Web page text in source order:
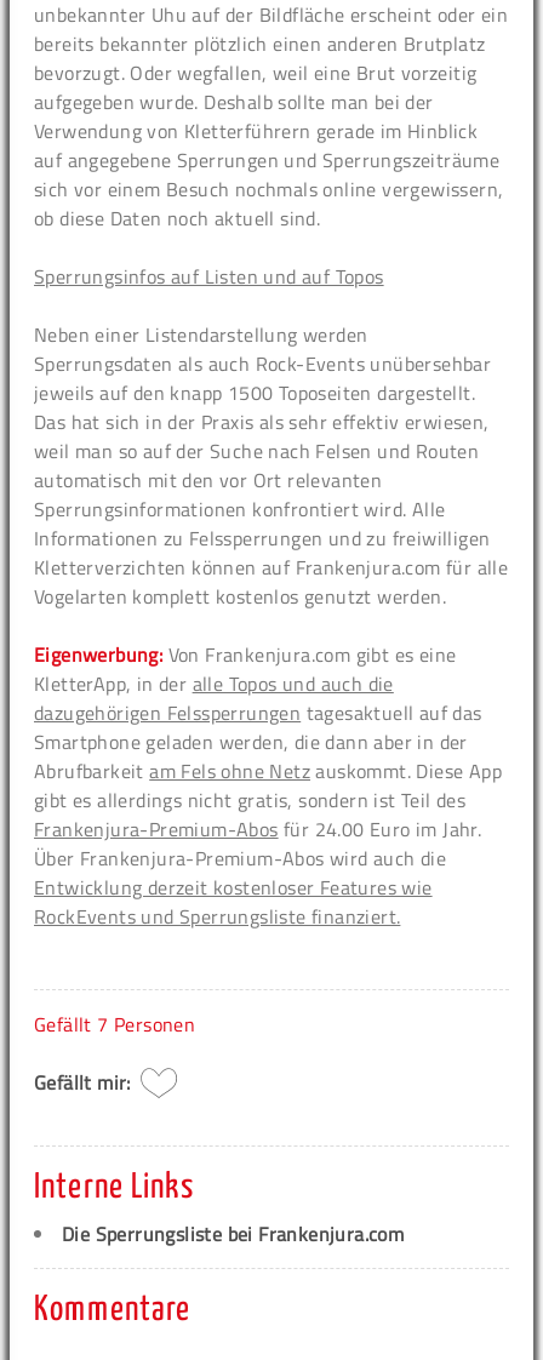
unbekannter Uhu auf der Bildfläche erscheint oder ein
bereits bekannter plötzlich einen anderen Brutplatz
bevorzugt. Oder wegfallen, weil eine Brut vorzeitig
aufgegeben wurde. Deshalb sollte man bei der
Verwendung von Kletterführern gerade im Hinblick
auf angegebene Sperrungen und Sperrungszeiträume
sich vor einem Besuch nochmals online vergewissern,
ob diese Daten noch aktuell sind.
Sperrungsinfos auf Listen und auf Topos
Neben einer Listendarstellung werden
Sperrungsdaten als auch Rock-Events unübersehbar
jeweils auf den knapp 1500 Toposeiten dargestellt.
Das hat sich in der Praxis als sehr effektiv erwiesen,
weil man so auf der Suche nach Felsen und Routen
automatisch mit den vor Ort relevanten
Sperrungsinformationen konfrontiert wird. Alle
Informationen zu Felssperrungen und zu freiwilligen
Kletterverzichten können auf Frankenjura.com für alle
Vogelarten komplett kostenlos genutzt werden.
Eigenwerbung: Von Frankenjura.com gibt es eine
KletterApp, in der alle Topos und auch die
dazugehörigen Felssperrungen tagesaktuell auf das
Smartphone geladen werden, die dann aber in der
Abrufbarkeitam Fels ohne Netzauskommt. Diese App
gibt es allerdings nicht gratis, sondern ist Teil des
Frankenjura-Premium-Abos für 24.00 Euro im Jahr.
Über Frankenjura-Premium-Abos wird auch die
Entwicklung derzeit kostenloser Features wie
RockEvents und Sperrungsliste finanziert.
Gefällt 7 Personen
Gefällt mir:
Interne Links
Die Sperrungsliste bei Frankenjura.com
Kommentare